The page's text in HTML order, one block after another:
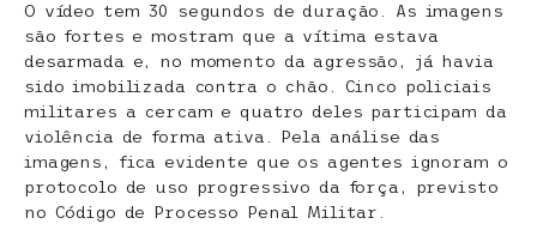
O vídeo tem 30 segundos de duração. As imagens
são fortes e mostram que a vítima estava
desarmada e, no momento da agressão, já havia
sido imobilizada contra o chão. Cinco policiais
militares a cercam e quatro deles participam da
violência de forma ativa. Pela análise das
imagens, fica evidente que os agentes ignoram o
protocolo de uso progressivo da força, previsto
no Código de Processo Penal Militar.